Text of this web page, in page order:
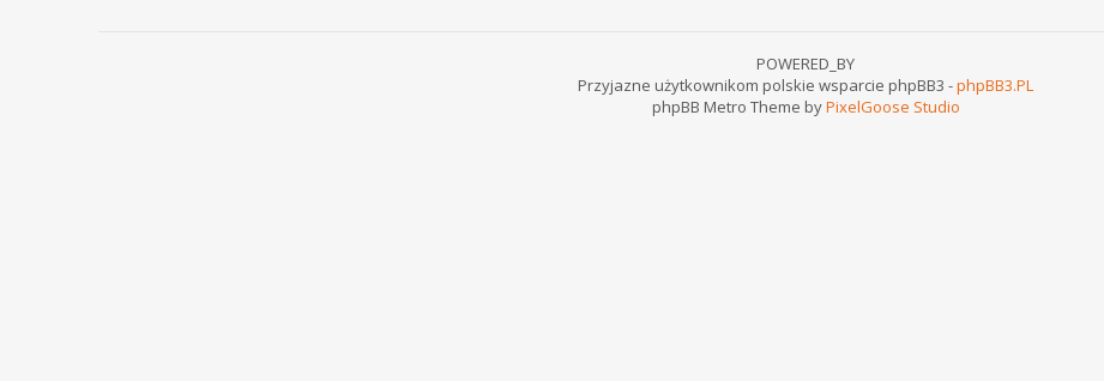
POWERED_BY
Przyjazne użytkownikom polskie wsparcie phpBB3 -phpBB3.PL
phpBB Metro Theme byPixelGoose Studio